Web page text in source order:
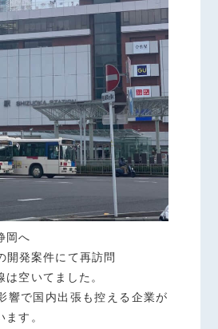
岡へ
開発案件にて再訪問
空いてました。
響で国内出張も控える企業が
す。